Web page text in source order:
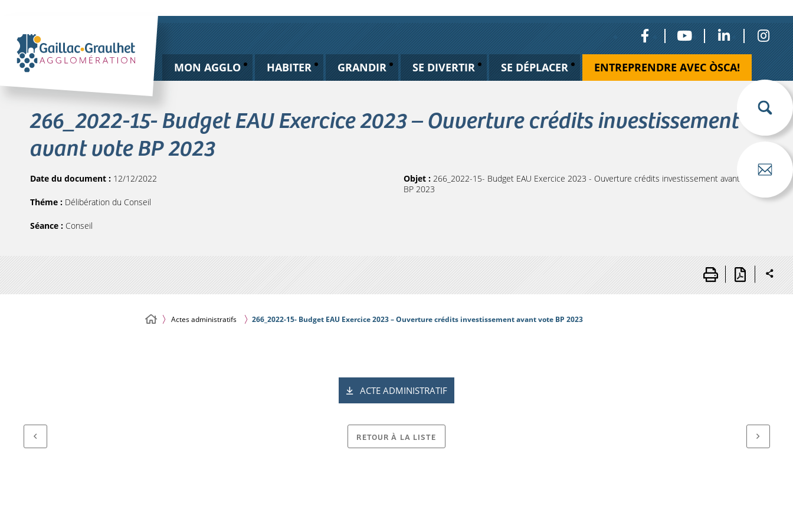
MON AGGLO HABITER GRANDIR SE DIVERTIR SE DÉPLACER ENTREPRENDRE AVEC ÒSCA!
266_2022-15- Budget EAU Exercice 2023 – Ouverture crédits investissement
avant vote BP 2023
Date du document : 12/12/2022
Théme : Délibération du Conseil
Séance : Conseil
Objet : 266_2022-15- Budget EAU Exercice 2023 - Ouverture crédits investissement avant vote
BP 2023
Actes administratifs 266_2022-15- Budget EAU Exercice 2023 – Ouverture crédits investissement avant vote BP 2023
ACTE ADMINISTRATIF
RETOUR À LA LISTE